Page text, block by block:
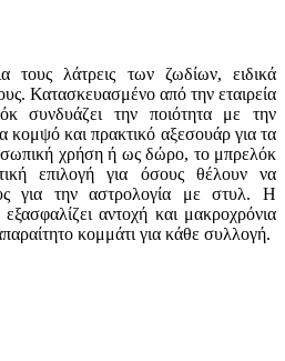
τους λάτρεις των ζωδίων, ειδικά
Κατασκευασμένο από την εταιρεία
συνδυάζει την ποιότητα με την
κομψό και πρακτικό αξεσουάρ για τα
χρήση ή ως δώρο, το μπρελόκ
επιλογή για όσους θέλουν να
για την αστρολογία με στυλ. Η
αντοχή και μακροχρόνια
κομμάτι για κάθε συλλογή.